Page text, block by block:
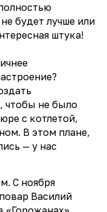
будет лучше или
штука!
чтобы не было
с котлетой,
В этом плане,
— у нас
С ноября
Василий